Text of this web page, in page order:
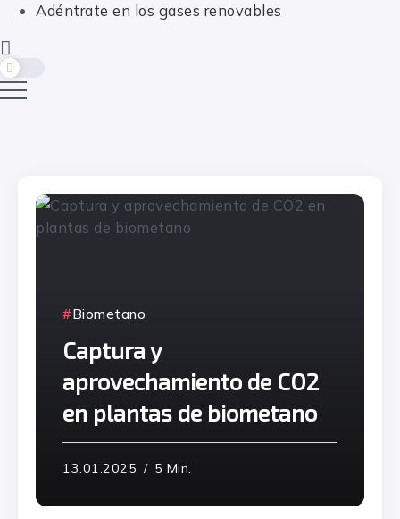
Adéntrate en los gases renovables
Biometano
Captura y
aprovechamiento de CO2
en plantas de biometano
13.01.2025 5 Min.